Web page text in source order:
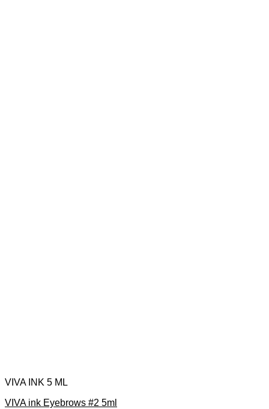
VIVA INK 5 ML
VIVA ink Eyebrows #2 5ml